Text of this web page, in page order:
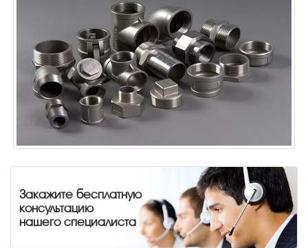
Закажите бесплатную
консультацию
нашего специалиста